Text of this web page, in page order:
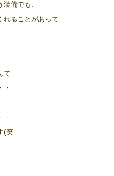
備でも、
れることがあって
て
・
・
(笑